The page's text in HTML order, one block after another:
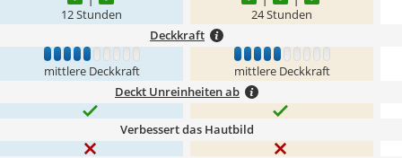
12 Stunden 24 Stunden
Deckkraft
1 2 3 4 5 6 7 8 9 10
mittlere Deckkraft
1 2 3 4 5 6 7 8 9 10
mittlere Deckkraft
Deckt Unreinheiten ab
Verbessert das Hautbild